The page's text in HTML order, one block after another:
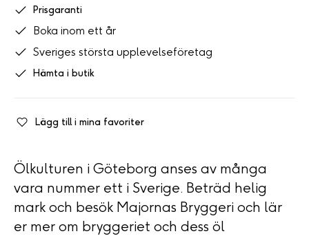
Prisgaranti
Boka inom ett år
Sveriges största upplevelseföretag
Hämta i butik
Lägg till i mina favoriter
Ölkulturen i Göteborg anses av många
vara nummer ett i Sverige. Beträd helig
mark och besök Majornas Bryggeri och lär
er mer om bryggeriet och dess öl